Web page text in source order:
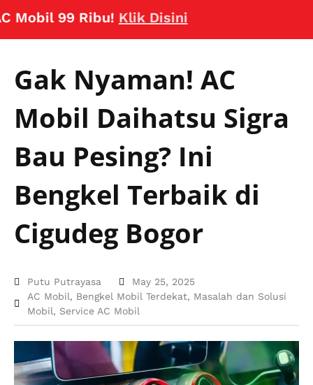
99 Ribu!Klik Disini
Gak Nyaman! AC
Mobil Daihatsu Sigra
Bau Pesing? Ini
Bengkel Terbaik di
Cigudeg Bogor
Putu Putrayasa
May 25, 2025
AC Mobil, Bengkel Mobil Terdekat, Masalah dan Solusi
Mobil, Service AC Mobil